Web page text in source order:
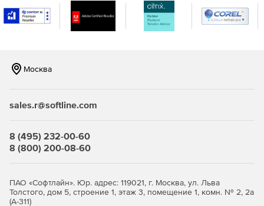
были добавлены многие другие функции.
Москва
sales.r@softline.com
8 (495) 232-00-60
8 (800) 200-08-60
ПАО «Софтлайн». Юр. адрес: 119021, г. Москва, ул. Льва
Толстого, дом 5, строение 1, этаж 3, помещение 1, комн. № 2, 2а
(А-311)